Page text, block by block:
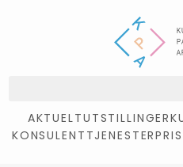
AKTUELTUTSTILLINGER
KONSULENTTJENESTER